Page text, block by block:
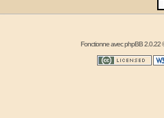
Fonctionne avecphpBB2.0.22